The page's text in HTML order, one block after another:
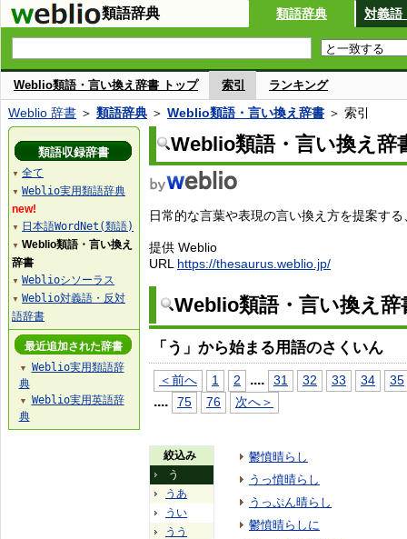
類語辞典 類語辞典 対義語
Weblio類語・言い換え辞書 トップ 索引 ランキング
Weblio 辞書 ＞ 類語辞典 ＞ Weblio類語・言い換え辞書 ＞ 索引
Weblio類語・言い換え辞
日常的な言葉や表現の言い換え方を提案す
提供 Weblio
URL https://thesaurus.weblio.jp/
Weblio類語・言い換え
「う」から始まる用語のさくいん
＜前へ 1 2 .... 31 32 33 34 35
.... 75 76 次へ＞
絞込み
う
うあ
うい
うう
鬱憤晴らし
うっ憤晴らし
うっぷん晴らし
鬱憤晴らしに
類語収録辞書
▼ 全て
▼ Weblio実用類語辞典
new!
▼ 日本語WordNet(類語)
▼ Weblio類語・言い換え
辞書
▼ Weblioシソーラス
▼ Weblio対義語・反対
語辞書
最近追加された辞書
▼
Weblio実用類語辞
典
▼
Weblio実用英語辞
典